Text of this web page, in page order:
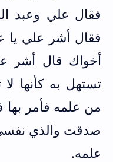
فقال علي وعبد
فقال أشر علي يا
أخواك قال أشر
تستهل به كأنها
من علمه فأمر بها
صدقت والذي نفسي
علمه.